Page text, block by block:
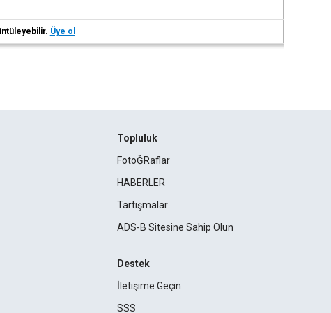
Üye ol
Topluluk
FotoĞRaflar
HABERLER
Tartışmalar
ADS-B Sitesine Sahip Olun
Destek
İletişime Geçin
SSS